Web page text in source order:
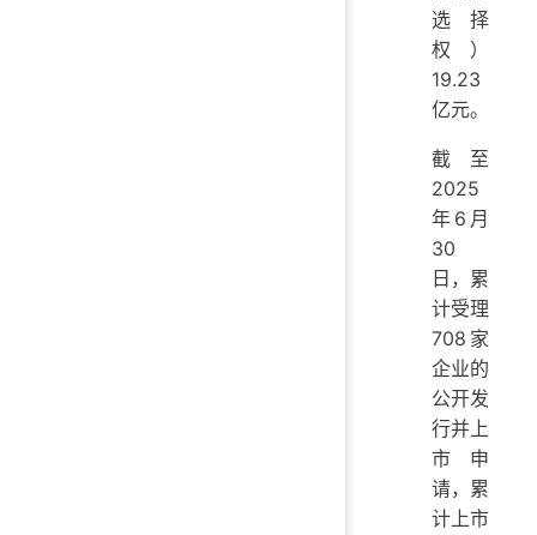
选择
权）
19.23
亿元。
截至
2025
年6月
30
日，累
计受理
708家
企业的
公开发
行并上
市申
请，累
计上市